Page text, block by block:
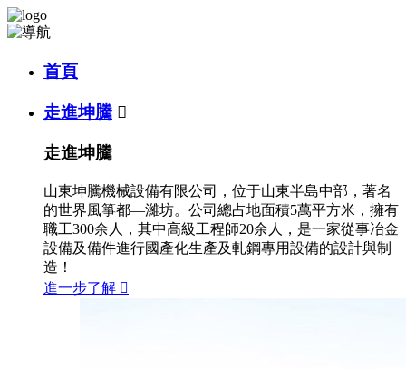
首頁
走進坤騰 
走進坤騰
山東坤騰機械設備有限公司，位于山東半島中部，著名
的世界風箏都—濰坊。公司總占地面積5萬平方米，擁有
職工300余人，其中高級工程師20余人，是一家從事冶金
設備及備件進行國產化生產及軋鋼專用設備的設計與制
造！
進一步了解 